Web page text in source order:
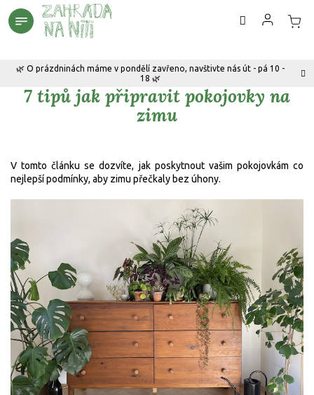
Přejít
na
🌿 O prázdninách máme v pondělí zavřeno, navštivte nás út - pá 10 -
18 🌿
7 tipů jak připravit pokojovky na
zimu
V tomto článku se dozvíte, jak poskytnout vašim pokojovkám co
nejlepší podmínky, aby zimu přečkaly bez úhony.